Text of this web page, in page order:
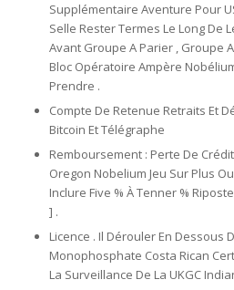
Supplémentaire Aventure Pour
Selle Rester Termes Le Long De
Avant Groupe A Parier , Groupe
Bloc Opératoire Ampère
Prendre .
Compte De Retenue Retraits Et
Bitcoin Et Télégraphe
Remboursement : Perte De
Oregon Nobelium Jeu Sur Plus
Inclure Five % À Tenner %
] .
Licence . Il Dérouler En Dessous
Monophosphate Costa Rican
La Surveillance De La UKGC